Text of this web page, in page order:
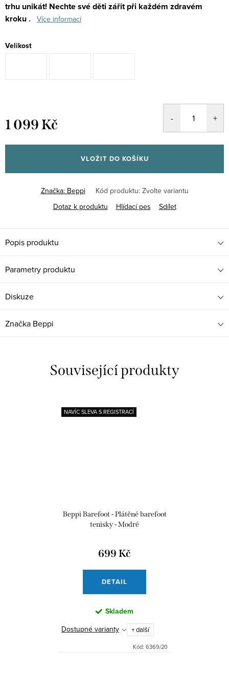
trhu unikát! Nechte své děti zářit při každém zdravém
kroku. Více informací
Velikost
1 099 Kč
cena:
VLOŽIT DO KOŠÍKU
Značka: Beppi Kód produktu: Zvolte variantu
Dotaz k produktu
Hlídací pes Sdílet
Popis produktu
Parametry produktu
Diskuze
Značka Beppi
Související produkty
NAVÍC SLEVA S REGISTRACÍ
Beppi Barefoot - Plátěné barefoot
tenisky - Modré
699 Kč
DETAIL
Skladem
Dostupné varianty + další
Kód: 6369/20